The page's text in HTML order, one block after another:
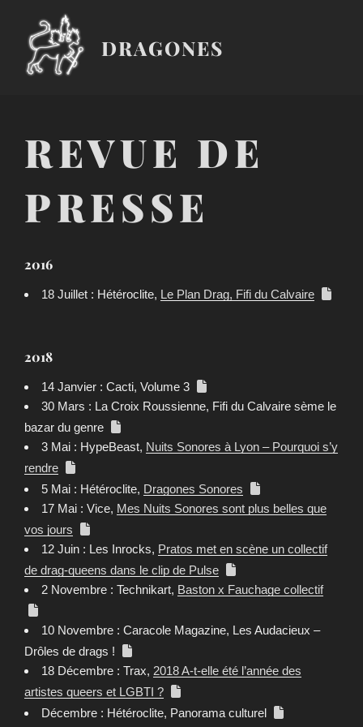
contenu
principal
DRAGONES
REVUE DE
PRESSE
2016
18 Juillet : Hétéroclite, Le Plan Drag, Fifi du Calvaire
2018
14 Janvier : Cacti, Volume 3
30 Mars : La Croix Roussienne, Fifi du Calvaire sème le
bazar du genre
3 Mai : HypeBeast, Nuits Sonores à Lyon – Pourquoi s’y
rendre
5 Mai : Hétéroclite, Dragones Sonores
17 Mai : Vice, Mes Nuits Sonores sont plus belles que
vos jours
12 Juin : Les Inrocks, Pratos met en scène un collectif
de drag-queens dans le clip de Pulse
2 Novembre : Technikart, Baston x Fauchage collectif
10 Novembre : Caracole Magazine, Les Audacieux –
Drôles de drags !
18 Décembre : Trax, 2018 A-t-elle été l’année des
artistes queers et LGBTI ?
Décembre : Hétéroclite, Panorama culturel